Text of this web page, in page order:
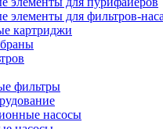
элементы для фильтров-
картриджи
фильтры
насосы